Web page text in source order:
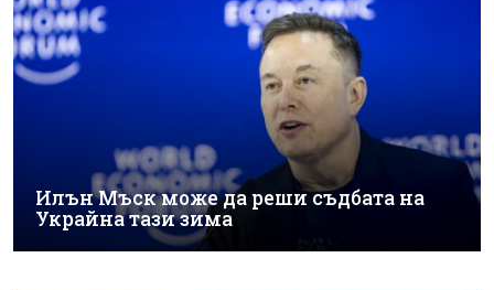
Илън Мъск може да реши съдбата на
Украйна тази зима